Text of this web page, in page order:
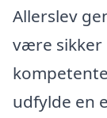
Allerslev
være sikker
udfylde en